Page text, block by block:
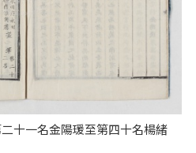
十一名金陽瑗至第四十名楊緒